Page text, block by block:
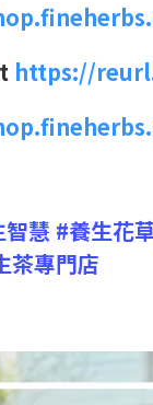
https://
慧 #養生花
茶專門店